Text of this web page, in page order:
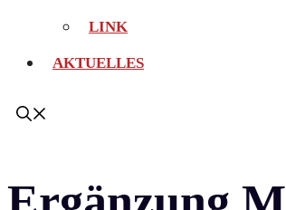
LINK
AKTUELLES